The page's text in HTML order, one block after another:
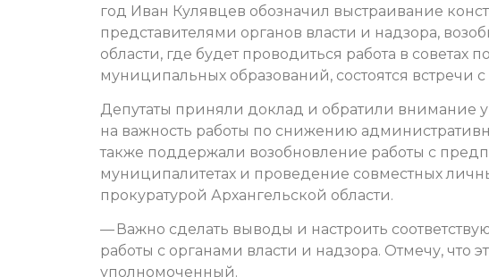
год Иван Кулявцев обозначил выстраивание
представителями органов власти и надзора,
области, где будет проводиться работа в советах
муниципальных образований, состоятся встречи
Депутаты приняли доклад и обратили внимание
на важность работы по снижению
также поддержали возобновление работы с
муниципалитетах и проведение совместных
прокуратурой Архангельской области.
— Важно сделать выводы и настроить
работы с органами власти и надзора. Отмечу, что
уполномоченный.